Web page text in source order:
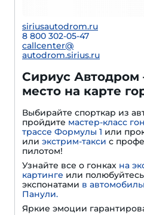
siriusautodrom.ru
8 800 302-05-47
callcenter@
autodrom.sirius.ru
Сириус Автодром
место на карте
Выбирайте спорткар из
пройдите мастер-класс
трассе Формулы 1 или
или экстрим-такси с
пилотом!
Узнайте все о гонках на
картинге или
экспонатами в
Панули.
Яркие эмоции